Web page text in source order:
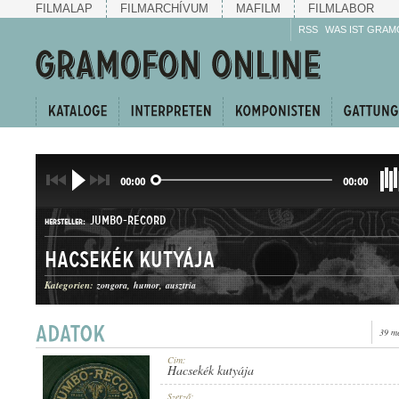
FILMALAP FILMARCHÍVUM MAFILM FILMLABOR
RSS WAS IST
00:00 00:00
HERSTELLER: JUMBO-RECORD
PLATTENAUFNAHME: A. 118020.
Hacsekék kutyája
Kategorien: zongora humor ausztria
39
Cím:
Hacsekék kutyája
Szerző: